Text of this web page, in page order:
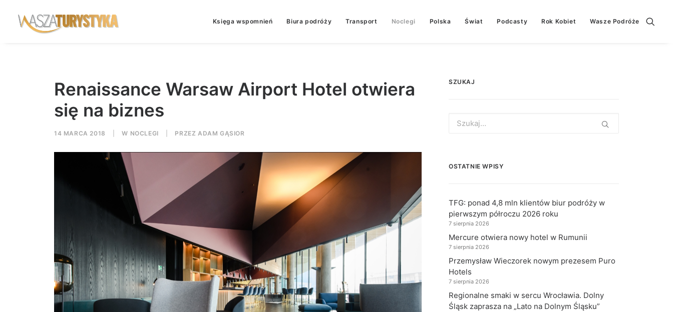
Księga wspomnień Biura podróży Transport Noclegi Polska Świat Podcasty Rok Kobiet Wasze Podróże
Renaissance Warsaw Airport Hotel otwiera
się na biznes
14 MARCA 2018 W NOCLEGI PRZEZADAM GĄSIOR
SZUKAJ
for:
OSTATNIE WPISY
TFG: ponad 4,8 mln klientów biur podróży w
pierwszym półroczu 2026 roku
7 sierpnia 2026
Mercure otwiera nowy hotel w Rumunii
7 sierpnia 2026
Przemysław Wieczorek nowym prezesem Puro
Hotels
7 sierpnia 2026
Regionalne smaki w sercu Wrocławia. Dolny
Śląsk zaprasza na „Lato na Dolnym Śląsku”